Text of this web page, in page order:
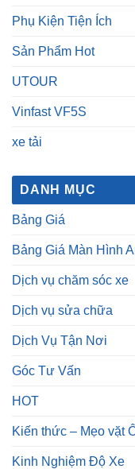
Phụ Kiện Tiện Ích
Sản Phẩm Hot
UTOUR
Vinfast VF5S
xe tải
DANH MỤC
Bảng Giá
Bảng Giá Màn Hình
Dịch vụ chăm sóc xe
Dịch vụ sửa chữa
Dịch Vụ Tận Nơi
Góc Tư Vấn
HOT
Kiến thức – Mẹo vặt
Kinh Nghiệm Độ Xe